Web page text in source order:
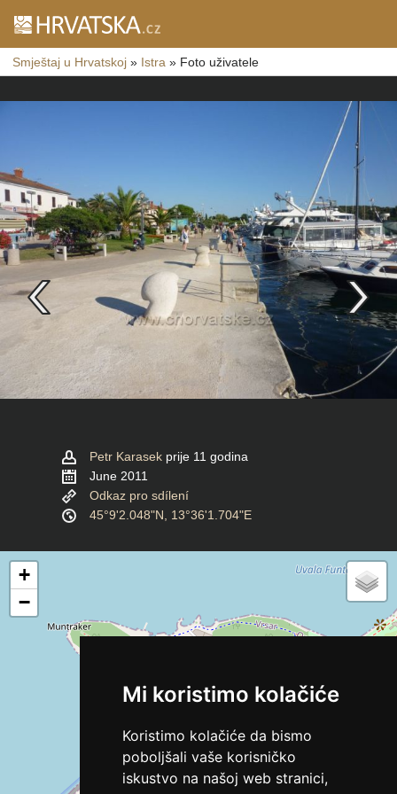
Mi koristimo kolačiće
Koristimo kolačiće da bismo
poboljšali vaše korisničko
iskustvo na našoj web stranici,
Smještaj u Hrvatskoj » Istra » Foto uživatele
Petr Karasek prije 11 godina
June 2011
Odkaz pro sdílení
45°9'2.048"N, 13°36'1.704"E
+
−